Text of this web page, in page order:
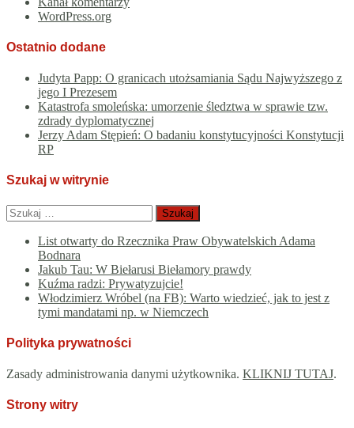
WordPress.org
Ostatnio dodane
Judyta Papp: O granicach utożsamiania Sądu Najwyższego z
jego I Prezesem
Katastrofa smoleńska: umorzenie śledztwa w sprawie tzw.
zdrady dyplomatycznej
Jerzy Adam Stępień: O badaniu konstytucyjności Konstytucji
RP
Szukaj w witrynie
Szukaj:
List otwarty do Rzecznika Praw Obywatelskich Adama
Bodnara
Jakub Tau: W Biełarusi Biełamory prawdy
Kuźma radzi: Prywatyzujcie!
Włodzimierz Wróbel (na FB): Warto wiedzieć, jak to jest z
tymi mandatami np. w Niemczech
Polityka prywatności
Zasady administrowania danymi użytkownika. KLIKNIJ TUTAJ.
Strony witry